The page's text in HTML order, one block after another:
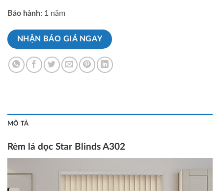
Bảo hành: 1 năm
NHẬN BÁO GIÁ NGAY
MÔ TẢ
Rèm lá dọc Star Blinds A302